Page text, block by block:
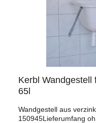
Kerbl Wandgestell
65l
Wandgestell aus
150945Lieferumfang